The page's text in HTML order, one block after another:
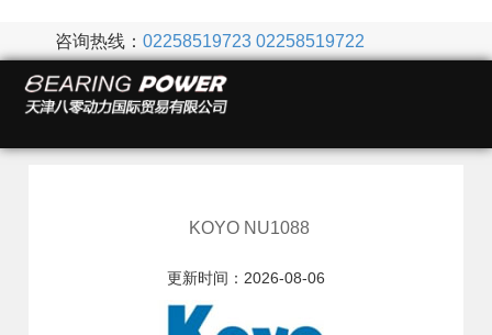
咨询热线： 02258519723 02258519722
KOYO NU1088
更新时间：2026-08-06